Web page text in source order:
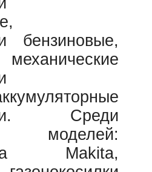
бензиновые,
Среди
моделей:
Makita,